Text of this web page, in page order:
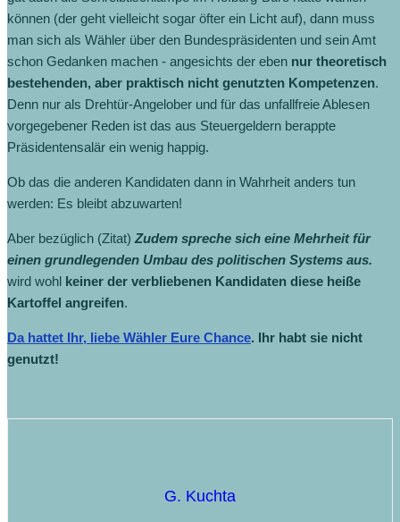
können (der geht vielleicht sogar öfter ein Licht auf), dann muss
man sich als Wähler über den Bundespräsidenten und sein Amt
schon Gedanken machen - angesichts der eben nur theoretisch
bestehenden, aber praktisch nicht genutzten Kompetenzen.
Denn nur als Drehtür-Angelober und für das unfallfreie Ablesen
vorgegebener Reden ist das aus Steuergeldern berappte
Präsidentensalär ein wenig happig.
Ob das die anderen Kandidaten dann in Wahrheit anders tun
werden: Es bleibt abzuwarten!
Aber bezüglich (Zitat) Zudem spreche sich eine Mehrheit für
einen grundlegenden Umbau des politischen Systems aus.
wird wohl keiner der verbliebenen Kandidaten diese heiße
Kartoffel angreifen.
Da hattet Ihr, liebe Wähler Eure Chance. Ihr habt sie nicht
genutzt!
G. Kuchta